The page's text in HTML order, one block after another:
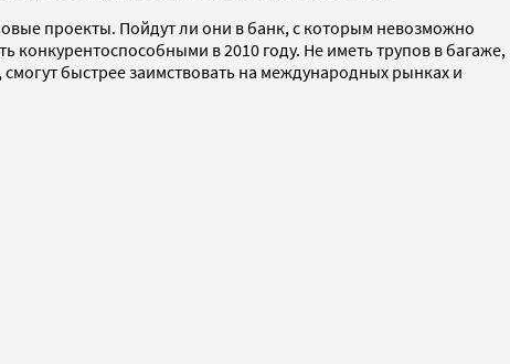
проекты. Пойдут ли они в банк, с которым невозможно
в 2010 году. Не иметь трупов в багаже,
быстрее заимствовать на международных рынках и